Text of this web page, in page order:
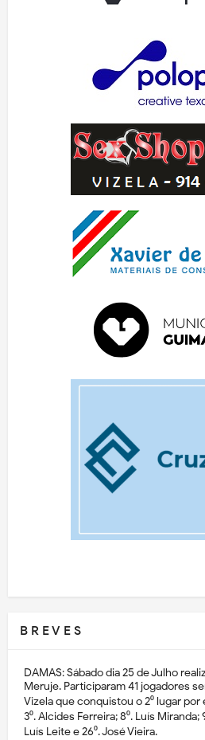
B R E V E S
DAMAS: Sábado dia 25 de Julho
Meruje. Participaram 41 jogadores
Vizela que conquistou o 2⁰ lugar por
3⁰. Alcides Ferreira; 8⁰. Luís Miranda;
Luís Leite e 26⁰. José Vieira.